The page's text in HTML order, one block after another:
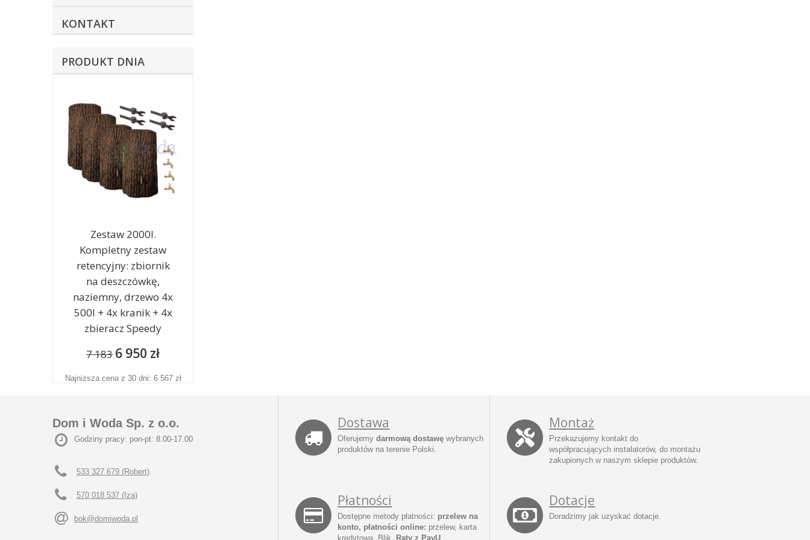
KONTAKT
PRODUKT DNIA
Zestaw 2000l.
Kompletny zestaw
retencyjny: zbiornik
na deszczówkę,
naziemny, drzewo 4x
500l + 4x kranik + 4x
zbieracz Speedy
7 183 6 950 zł
Najniższa cena z 30 dni: 6 567 zł
Dom i Woda Sp. z o.o.
Godziny pracy: pon-pt: 8.00-17.00
533 327 679 (Robert)
570 018 537 (Iza)
bok@domiwoda.pl
Dostawa
Oferujemydarmową dostawę wybranych
produktów na terenie Polski.
Płatności
Dostępne metody płatności: przelew na
konto, płatności online: przelew, karta
kredytowa, Blik,
Raty z PayU
Montaż
Przekazujemy kontakt do
współpracujących instalatorów, do montażu
zakupionych w naszym sklepie produktów.
Dotacje
Doradzimy jak uzyskać dotacje.